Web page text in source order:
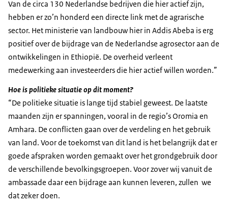
Van de circa 130 Nederlandse bedrijven die hier actief zijn,
hebben er zo’n honderd een directe link met de agrarische
sector. Het ministerie van landbouw hier in Addis Abeba is erg
positief over de bijdrage van de Nederlandse agrosector aan de
ontwikkelingen in Ethiopië. De overheid verleent
medewerking aan investeerders die hier actief willen worden.”
Hoe is politieke situatie op dit moment?
“De politieke situatie is lange tijd stabiel geweest. De laatste
maanden zijn er spanningen, vooral in de regio’s Oromia en
Amhara. De conflicten gaan over de verdeling en het gebruik
van land. Voor de toekomst van dit land is het belangrijk dat er
goede afspraken worden gemaakt over het grondgebruik door
de verschillende bevolkingsgroepen. Voor zover wij vanuit de
ambassade daar een bijdrage aan kunnen leveren, zullen we
dat zeker doen.